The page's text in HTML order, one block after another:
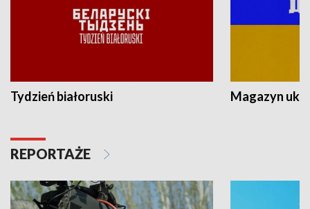
Tydzień białoruski Magazyn
REPORTAŻE